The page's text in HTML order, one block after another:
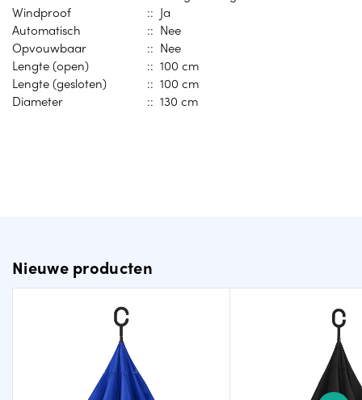
Windproof
:: Ja
Automatisch
:: Nee
Opvouwbaar
:: Nee
Lengte (open)
:: 100 cm
Lengte (gesloten)
:: 100 cm
Diameter
:: 130 cm
Nieuwe producten